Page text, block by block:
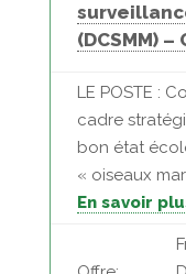
(DCSMM)
LE POSTE :
cadre
bon état
« oiseaux
En savoir